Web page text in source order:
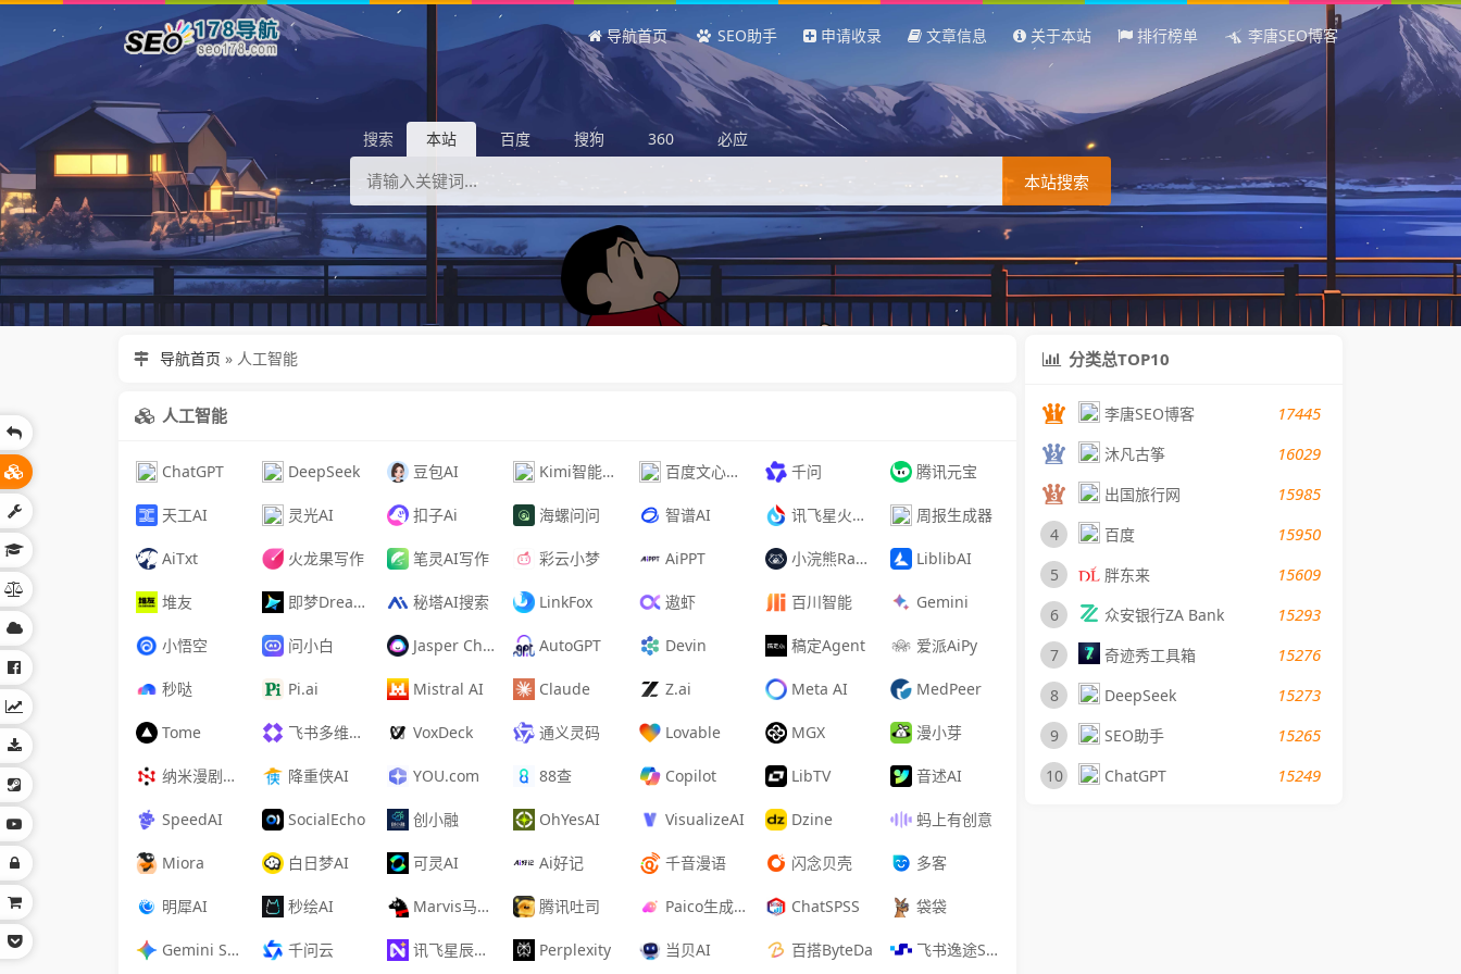
导航首页 SEO助手 申请收录 文章信息 关于本站 排行榜单 李唐SEO博客
搜索 本站 百度 搜狗 360 必应
本站搜索
导航首页 » 人工智能
人工智能
ChatGPT DeepSeek 豆包AI Kimi智能助手 百度文心助手 千问 腾讯元宝
天工AI 灵光AI 扣子Ai 海螺问问 智谱AI 讯飞星火认知大模型 周报生成器
AiTxt 火龙果写作 笔灵AI写作 彩云小梦 AiPPT 小浣熊Raccoon LiblibAI
堆友 即梦Dreamina 秘塔AI搜索 LinkFox 遨虾 百川智能 Gemini
小悟空 问小白 Jasper Chat AutoGPT Devin 稿定Agent 爱派AiPy
秒哒 Pi.ai Mistral AI Claude Z.ai Meta AI MedPeer
Tome 飞书多维表格 VoxDeck 通义灵码 Lovable MGX 漫小芽
纳米漫剧流水线 降重侠AI YOU.com 88查 Copilot LibTV 音述AI
SpeedAI SocialEcho 创小融 OhYesAI VisualizeAI Dzine 蚂上有创意
Miora 白日梦AI 可灵AI Ai好记 千音漫语 闪念贝壳 多客
明犀AI 秒绘AI Marvis马维斯 腾讯吐司 Paico生成设计稿 ChatSPSS 袋袋
Gemini Spark 千问云 讯飞星辰MaaS平台 Perplexity 当贝AI 百搭ByteDa 飞书逸途SinoClick
分类总TOP10
李唐SEO博客 17445
沐凡古筝 16029
出国旅行网 15985
4 百度 15950
5 胖东来 15609
6 众安银行ZA Bank 15293
7 奇迹秀工具箱 15276
8 DeepSeek 15273
9 SEO助手 15265
10 ChatGPT 15249